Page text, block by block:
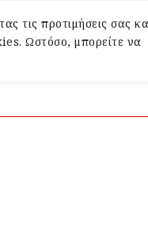
τις προτιμήσεις σας
Ωστόσο, μπορείτε να